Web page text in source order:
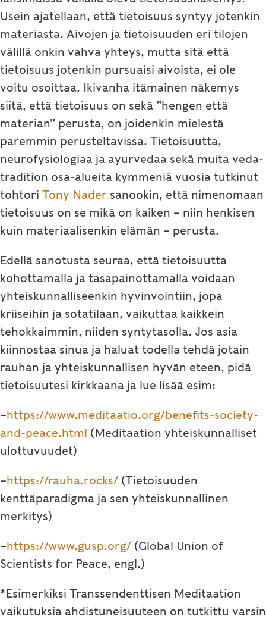
Usein ajatellaan, että tietoisuus syntyy jotenkin
materiasta. Aivojen ja tietoisuuden eri tilojen
välillä onkin vahva yhteys, mutta sitä että
tietoisuus jotenkin pursuaisi aivoista, ei ole
voitu osoittaa. Ikivanha itämainen näkemys
siitä, että tietoisuus on sekä ”hengen että
materian” perusta, on joidenkin mielestä
paremmin perusteltavissa. Tietoisuutta,
neurofysiologiaa ja ayurvedaa sekä muita veda-
tradition osa-alueita kymmeniä vuosia tutkinut
tohtori Tony Nader sanookin, että nimenomaan
tietoisuus on se mikä on kaiken – niin henkisen
kuin materiaalisenkin elämän – perusta.
Edellä sanotusta seuraa, että tietoisuutta
kohottamalla ja tasapainottamalla voidaan
yhteiskunnalliseenkin hyvinvointiin, jopa
kriiseihin ja sotatilaan, vaikuttaa kaikkein
tehokkaimmin, niiden syntytasolla. Jos asia
kiinnostaa sinua ja haluat todella tehdä jotain
rauhan ja yhteiskunnallisen hyvän eteen, pidä
tietoisuutesi kirkkaana ja lue lisää esim:
–https://www.meditaatio.org/benefits-society-
and-peace.html (Meditaation yhteiskunnalliset
ulottuvuudet)
–https://rauha.rocks/ (Tietoisuuden
kenttäparadigma ja sen yhteiskunnallinen
merkitys)
–https://www.gusp.org/ (Global Union of
Scientists for Peace, engl.)
*Esimerkiksi Transsendenttisen Meditaation
vaikutuksia ahdistuneisuuteen on tutkittu varsin